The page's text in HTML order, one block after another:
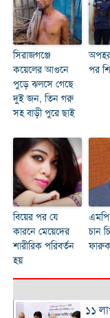
সিরাজগঞ্জে
কয়েলের আগুনে
পুড়ে ঝলসে গেছে
দুই জন, তিন গরু
সহ বাড়ী পুরে ছাই
পর
বিয়ের পর যে
কারনে মেয়েদের
শারীরিক পরিবর্তন
হয়
চান
১১